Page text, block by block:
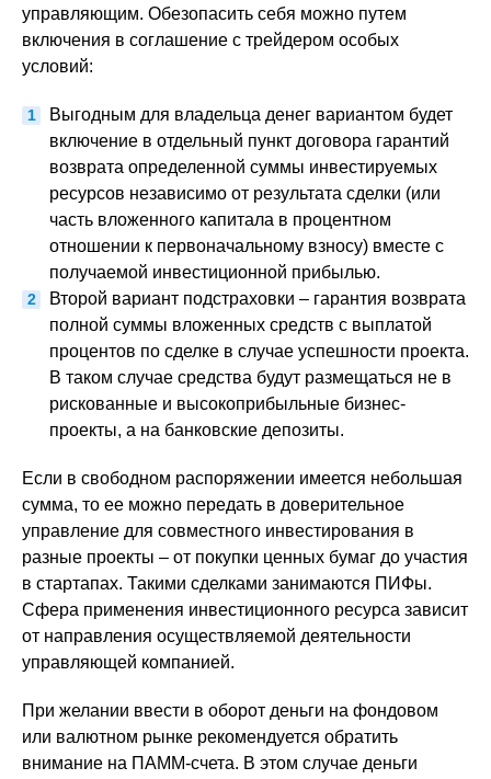
управляющим. Обезопасить себя можно путем
включения в соглашение с трейдером особых
условий:
Выгодным для владельца денег вариантом будет
включение в отдельный пункт договора гарантий
возврата определенной суммы инвестируемых
ресурсов независимо от результата сделки (или
часть вложенного капитала в процентном
отношении к первоначальному взносу) вместе с
получаемой инвестиционной прибылью.
Второй вариант подстраховки – гарантия возврата
полной суммы вложенных средств с выплатой
процентов по сделке в случае успешности проекта.
В таком случае средства будут размещаться не в
рискованные и высокоприбыльные бизнес-
проекты, а на банковские депозиты.
Если в свободном распоряжении имеется небольшая
сумма, то ее можно передать в доверительное
управление для совместного инвестирования в
разные проекты – от покупки ценных бумаг до участия
в стартапах. Такими сделками занимаются ПИФы.
Сфера применения инвестиционного ресурса зависит
от направления осуществляемой деятельности
управляющей компанией.
При желании ввести в оборот деньги на фондовом
или валютном рынке рекомендуется обратить
внимание на ПАММ-счета. В этом случае деньги